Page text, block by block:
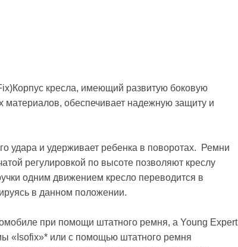
кресла, имеющий развитую боковую
обеспечивает надежную защиту и
удара и удерживает ребенка в поворотах. Ремни
регулировкой по высоте позволяют креслу
одним движением кресло переводится в
в данном положении.
при помощи штатного ремня, а Young Expert
«Isofix»* или с помощью штатного ремня